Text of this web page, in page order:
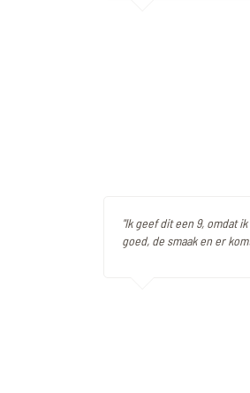
"Ik geef dit een 9, omdat
goed, de smaak en er